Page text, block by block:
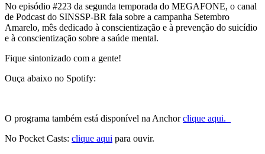
No episódio #223 da segunda temporada do MEGAFONE, o canal
de Podcast do SINSSP-BR fala sobre a campanha Setembro
Amarelo, mês dedicado à conscientização e à prevenção do suicídio
e à conscientização sobre a saúde mental.
Fique sintonizado com a gente!
Ouça abaixo no Spotify:
O programa também está disponível na Anchorclique aqui.
No Pocket Casts: clique aqui para ouvir.